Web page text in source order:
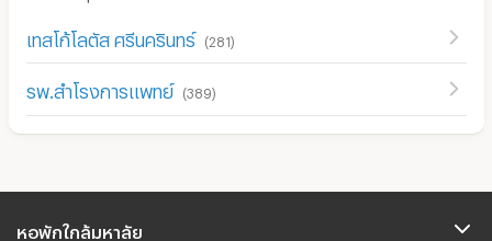
เทสโก้โลตัส ศรีนครินทร์ (281)
รพ.สำโรงการแพทย์ (389)
หอพักใกล้มหาลัย